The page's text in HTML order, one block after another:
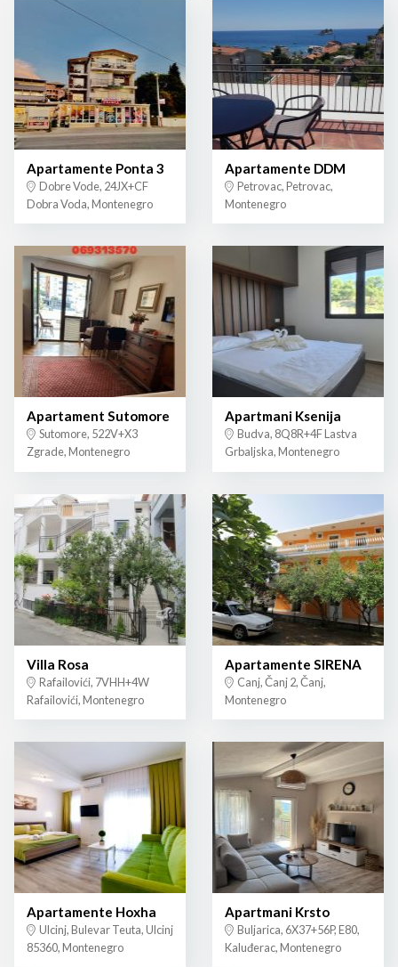
Apartamente Ponta 3
Dobre Vode, 24JX+CF
Dobra Voda, Montenegro
Apartamente DDM
Petrovac, Petrovac,
Montenegro
Apartament Sutomore
Sutomore, 522V+X3
Zgrade, Montenegro
Apartmani Ksenija
Budva, 8Q8R+4F Lastva
Grbaljska, Montenegro
Villa Rosa
Rafailovići, 7VHH+4W
Rafailovići, Montenegro
Apartamente SIRENA
Canj, Čanj 2, Čanj,
Montenegro
Apartamente Hoxha
Ulcinj, Bulevar Teuta, Ulcinj
85360, Montenegro
Apartmani Krsto
Buljarica, 6X37+56P, E80,
Kaluđerac, Montenegro